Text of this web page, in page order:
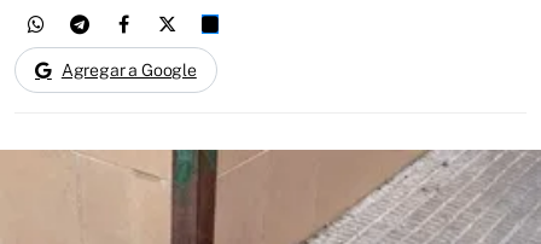
Agregar a Google